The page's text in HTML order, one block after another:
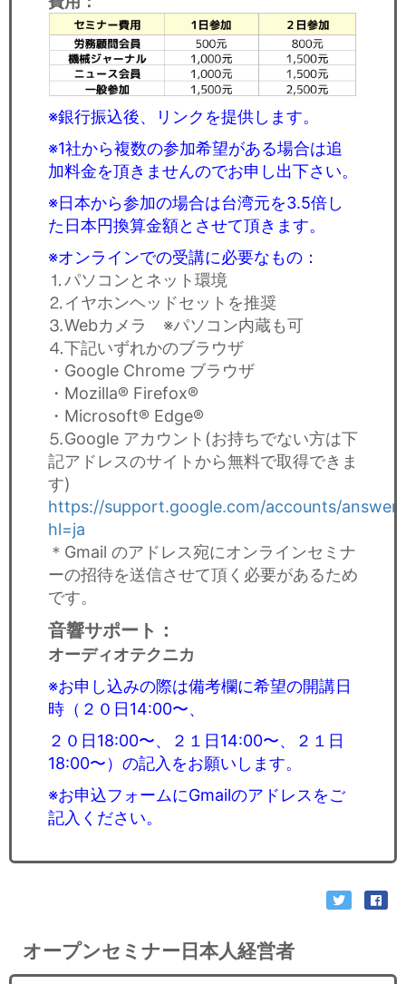
※銀行振込後、リンクを提供します。
※1社から複数の参加希望がある場合は追
加料金を頂きませんのでお申し出下さい。
※日本から参加の場合は台湾元を3.5倍し
た日本円換算金額とさせて頂きます。
※オンラインでの受講に必要なもの：
⒈パソコンとネット環境
⒉イヤホンヘッドセットを推奨
⒊Webカメラ ※パソコン内蔵も可
⒋下記いずれかのブラウザ
・Google Chrome ブラウザ
・Mozilla® Firefox®
・Microsoft® Edge®
⒌Google アカウント(お持ちでない方は下
記アドレスのサイトから無料で取得できま
す)
https://support.google.com/accounts/answer/
hl=ja
＊Gmail のアドレス宛にオンラインセミナ
ーの招待を送信させて頂く必要があるため
です。
音響サポート ：
オーディオテクニカ
※お申し込みの際は備考欄に希望の開講日
時（２０日14:00〜、
２０日18:00〜、２１日14:00〜、２１日
18:00〜）の記入をお願いします。
※お申込フォームにGmailのアドレスをご
記入ください。
オープンセミナー日本人経営者